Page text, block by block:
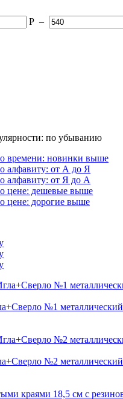
Р –
по убыванию
времени: новинки выше
алфавиту: от А до Я
алфавиту: от Я до А
цене: дешевые выше
цене: дорогие выше
№1 металлический
№2 металлический